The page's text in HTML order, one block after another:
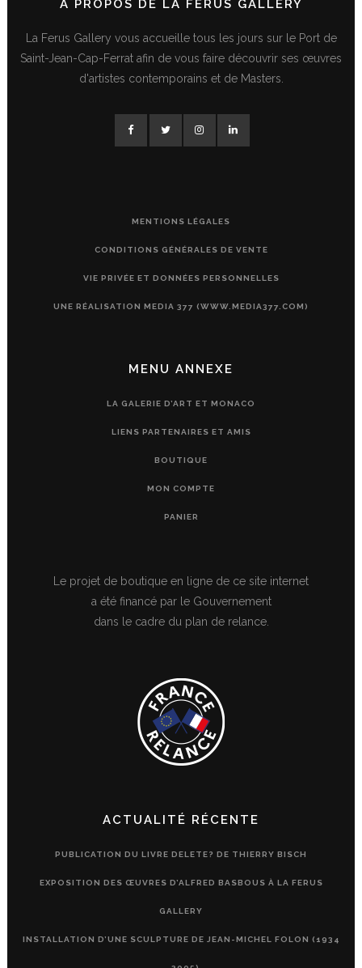
A PROPOS DE LA FERUS GALLERY
La Ferus Gallery vous accueille tous les jours sur le Port de
Saint-Jean-Cap-Ferrat afin de vous faire découvrir ses œuvres
d'artistes contemporains et de Masters.
MENTIONS LÉGALES
CONDITIONS GÉNÉRALES DE VENTE
VIE PRIVÉE ET DONNÉES PERSONNELLES
UNE RÉALISATION MEDIA 377 (WWW.MEDIA377.COM)
MENU ANNEXE
LA GALERIE D’ART ET MONACO
LIENS PARTENAIRES ET AMIS
BOUTIQUE
MON COMPTE
PANIER
Le projet de boutique en ligne de ce site internet
a été financé par le Gouvernement
dans le cadre du plan de relance.
ACTUALITÉ RÉCENTE
PUBLICATION DU LIVRE DELETE? DE THIERRY BISCH
EXPOSITION DES ŒUVRES D’ALFRED BASBOUS À LA FERUS
GALLERY
INSTALLATION D’UNE SCULPTURE DE JEAN-MICHEL FOLON (1934